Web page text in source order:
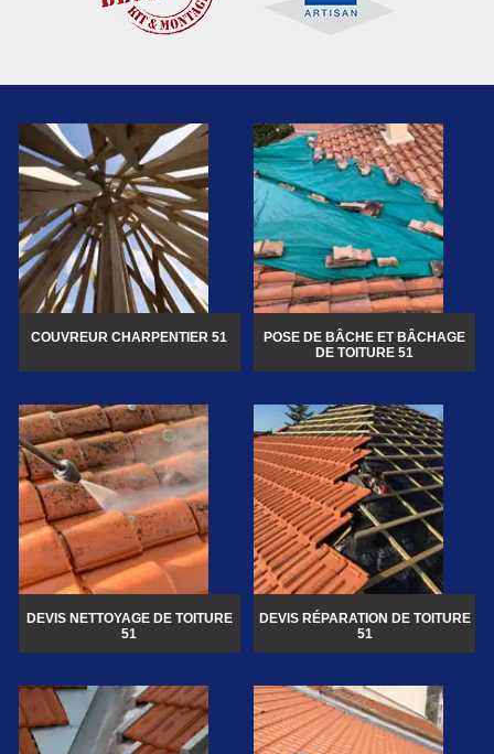
COUVREUR CHARPENTIER 51
POSE DE BÂCHE ET BÂCHAGE
DE TOITURE 51
DEVIS NETTOYAGE DE TOITURE
51
DEVIS RÉPARATION DE TOITURE
51